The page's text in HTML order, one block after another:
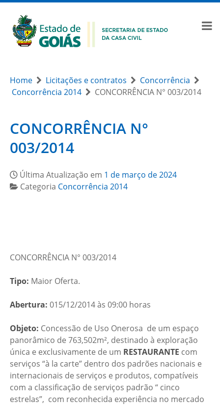
Home Licitações e contratos
Concorrência
Concorrência 2014
CONCORRÊNCIA N° 003/2014
CONCORRÊNCIA N°
003/2014
Última Atualização em 1 de março de 2024
Categoria Concorrência 2014
CONCORRÊNCIA N° 003/2014
Tipo: Maior Oferta.
Abertura: 015/12/2014 às 09:00 horas
Objeto: Concessão de Uso Onerosa de um espaço
panorâmico de 763,502m², destinado à exploração
única e exclusivamente de um RESTAURANTE com
serviços “à la carte” dentro dos padrões nacionais e
internacionais de serviços e produtos, compatíveis
com a classificação de serviços padrão “ cinco
estrelas”, com reconhecida experiência no mercado